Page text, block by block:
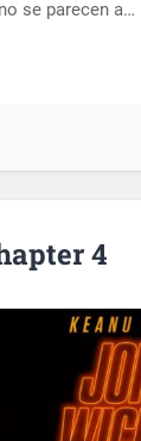
se parecen a…
4